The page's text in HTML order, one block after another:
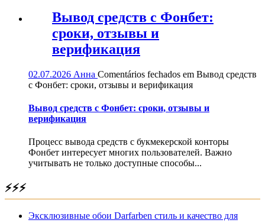
Вывод средств с Фонбет:
сроки, отзывы и
верификация
02.07.2026 Анна Comentários fechados em Вывод средств
с Фонбет: сроки, отзывы и верификация
Вывод средств с Фонбет: сроки, отзывы и
верификация
Процесс вывода средств с букмекерской конторы
Фонбет интересует многих пользователей. Важно
учитывать не только доступные способы...
⚡⚡⚡
Эксклюзивные обои Darfarben стиль и качество для